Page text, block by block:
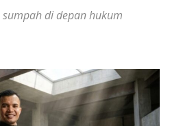
di depan hukum